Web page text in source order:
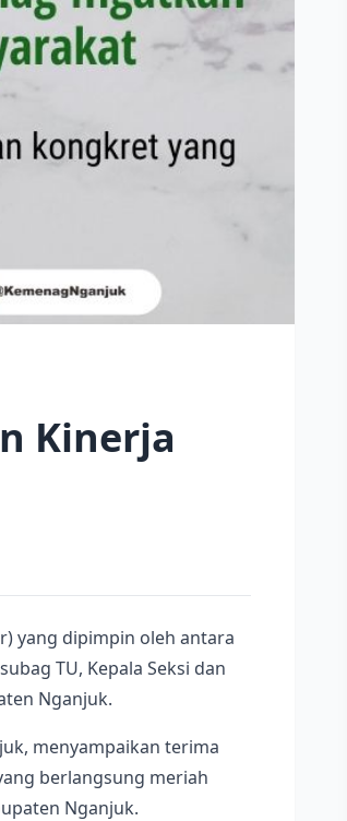
Kinerja
yang dipimpin oleh antara
TU, Kepala Seksi dan
Nganjuk.
menyampaikan terima
berlangsung meriah
Nganjuk.